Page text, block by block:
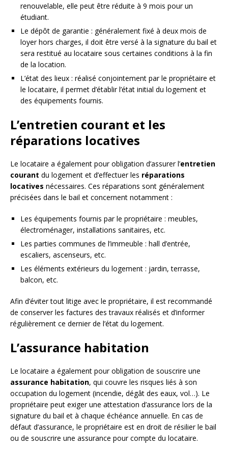
renouvelable, elle peut être réduite à 9 mois pour un
étudiant.
Le dépôt de garantie : généralement fixé à deux mois de
loyer hors charges, il doit être versé à la signature du bail et
sera restitué au locataire sous certaines conditions à la fin
de la location.
L’état des lieux : réalisé conjointement par le propriétaire et
le locataire, il permet d’établir l’état initial du logement et
des équipements fournis.
L’entretien courant et les
réparations locatives
Le locataire a également pour obligation d’assurer l’entretien
courant du logement et d’effectuer les réparations
locatives nécessaires. Ces réparations sont généralement
précisées dans le bail et concernent notamment :
Les équipements fournis par le propriétaire : meubles,
électroménager, installations sanitaires, etc.
Les parties communes de l’immeuble : hall d’entrée,
escaliers, ascenseurs, etc.
Les éléments extérieurs du logement : jardin, terrasse,
balcon, etc.
Afin d’éviter tout litige avec le propriétaire, il est recommandé
de conserver les factures des travaux réalisés et d’informer
régulièrement ce dernier de l’état du logement.
L’assurance habitation
Le locataire a également pour obligation de souscrire une
assurance habitation, qui couvre les risques liés à son
occupation du logement (incendie, dégât des eaux, vol…). Le
propriétaire peut exiger une attestation d’assurance lors de la
signature du bail et à chaque échéance annuelle. En cas de
défaut d’assurance, le propriétaire est en droit de résilier le bail
ou de souscrire une assurance pour compte du locataire.